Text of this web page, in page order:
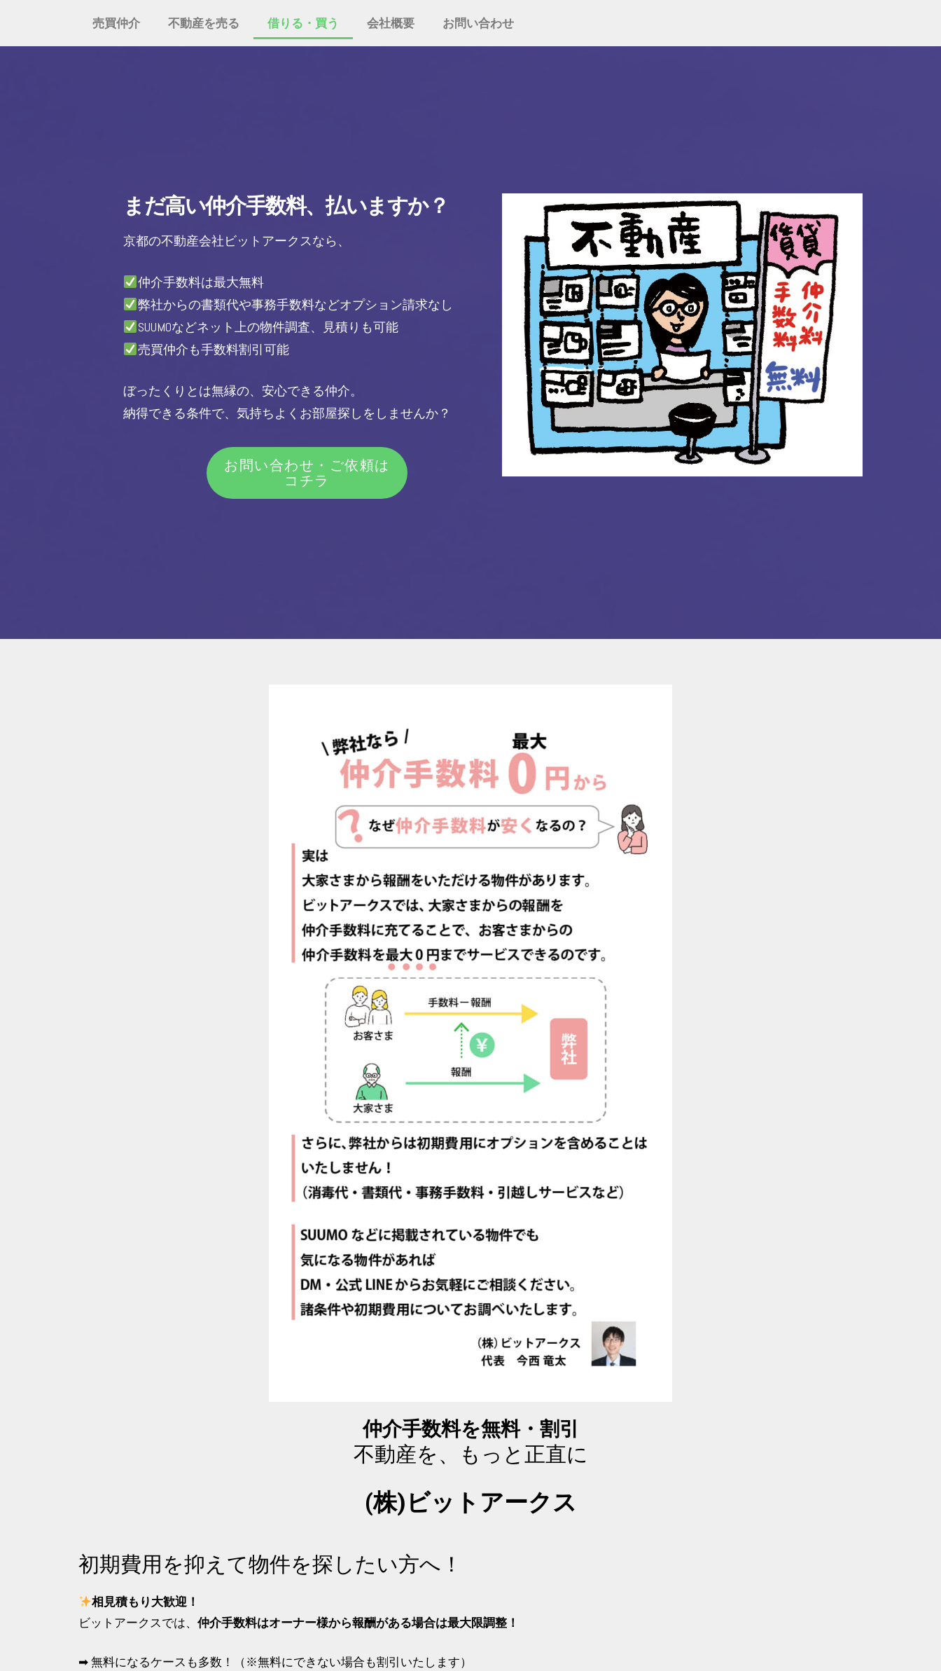
売買仲介 不動産を売る 借りる・買う 会社概要 お問い合わせ
まだ高い仲介手数料、払いますか？
京都の不動産会社ビットアークスなら、
仲介手数料は最大無料
弊社からの書類代や事務手数料などオプション請求なし
SUUMOなどネット上の物件調査、見積りも可能
売買仲介も手数料割引可能
ぼったくりとは無縁の、安心できる仲介。
納得できる条件で、気持ちよくお部屋探しをしませんか？
お問い合わせ・ご依頼は
コチラ
仲介手数料を無料・割引
不動産を、もっと正直に
(株)ビットアークス
初期費用を抑えて物件を探したい方へ！
相見積もり大歓迎！
ビットアークスでは、 仲介手数料はオーナー様から報酬がある場合は最大限調整！
➡ 無料になるケースも多数！（※無料にできない場合も割引いたします）